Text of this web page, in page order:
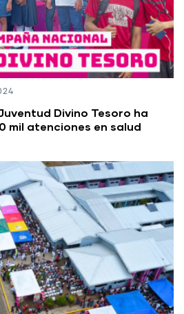
Divino Tesoro ha
mil atenciones en salud